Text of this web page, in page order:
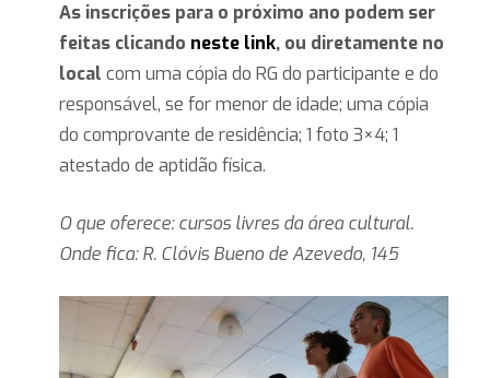
As inscrições para o próximo ano podem ser
feitas clicando neste link, ou diretamente no
local com uma cópia do RG do participante e do
responsável, se for menor de idade; uma cópia
do comprovante de residência; 1 foto 3×4; 1
atestado de aptidão física.
O que oferece: cursos livres da área cultural.
Onde fica: R. Clóvis Bueno de Azevedo, 145